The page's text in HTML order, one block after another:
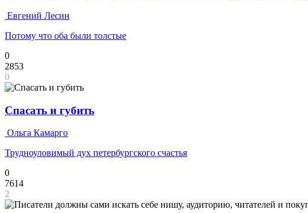
Евгений Лесин
Потому что оба были толстые
0
2853
0
Спасать и губить
Ольга Камарго
Трудноуловимый дух петербургского счастья
0
7614
2